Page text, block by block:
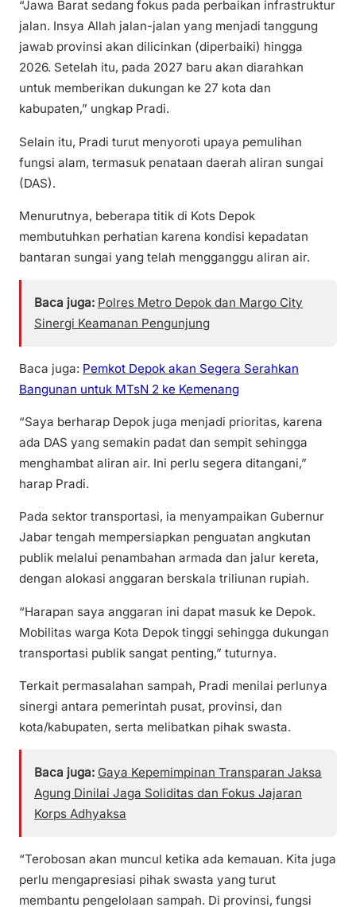
“Jawa Barat sedang fokus pada perbaikan infrastruktur
jalan. Insya Allah jalan-jalan yang menjadi tanggung
jawab provinsi akan dilicinkan (diperbaiki) hingga
2026. Setelah itu, pada 2027 baru akan diarahkan
untuk memberikan dukungan ke 27 kota dan
kabupaten,” ungkap Pradi.
Selain itu, Pradi turut menyoroti upaya pemulihan
fungsi alam, termasuk penataan daerah aliran sungai
(DAS).
Menurutnya, beberapa titik di Kots Depok
membutuhkan perhatian karena kondisi kepadatan
bantaran sungai yang telah mengganggu aliran air.
Baca juga: Polres Metro Depok dan Margo City
Sinergi Keamanan Pengunjung
Baca juga: Pemkot Depok akan Segera Serahkan
Bangunan untuk MTsN 2 ke Kemenang
“Saya berharap Depok juga menjadi prioritas, karena
ada DAS yang semakin padat dan sempit sehingga
menghambat aliran air. Ini perlu segera ditangani,”
harap Pradi.
Pada sektor transportasi, ia menyampaikan Gubernur
Jabar tengah mempersiapkan penguatan angkutan
publik melalui penambahan armada dan jalur kereta,
dengan alokasi anggaran berskala triliunan rupiah.
“Harapan saya anggaran ini dapat masuk ke Depok.
Mobilitas warga Kota Depok tinggi sehingga dukungan
transportasi publik sangat penting,” tuturnya.
Terkait permasalahan sampah, Pradi menilai perlunya
sinergi antara pemerintah pusat, provinsi, dan
kota/kabupaten, serta melibatkan pihak swasta.
Baca juga: Gaya Kepemimpinan Transparan Jaksa
Agung Dinilai Jaga Soliditas dan Fokus Jajaran
Korps Adhyaksa
“Terobosan akan muncul ketika ada kemauan. Kita juga
perlu mengapresiasi pihak swasta yang turut
membantu pengelolaan sampah. Di provinsi, fungsi